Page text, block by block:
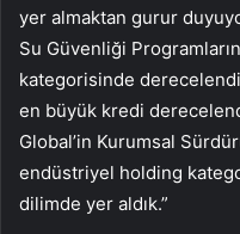
yer almaktan gurur
Su Güvenliği
kategorisinde
en büyük kredi
Global’in Kurumsal
endüstriyel holding
dilimde yer aldık.”